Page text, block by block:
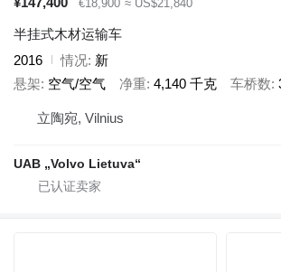
€18,900 ≈ US$21,840
半挂式木材运输车
2016
情况 新
悬架 空气/空气 净重 4,140 千克 车桥数
立陶宛, Vilnius
UAB „Volvo Lietuva“